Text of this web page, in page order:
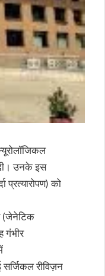
उनके इस
प्रत्यारोपण) को
(जेनेटिक
गंभीर
सर्जिकल रीविज़न